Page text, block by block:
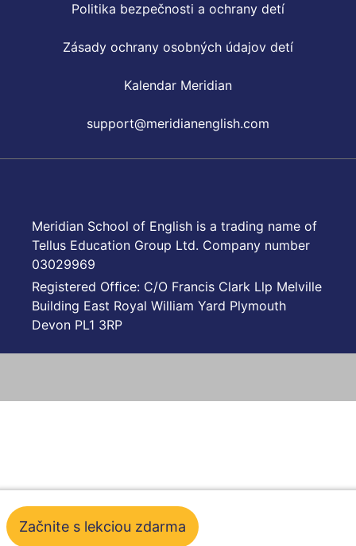
Politika bezpečnosti a ochrany detí
Zásady ochrany osobných údajov detí
Kalendar Meridian
support@meridianenglish.com
Meridian School of English is a trading name of
Tellus Education Group Ltd. Company number
03029969
Registered Ofﬁce: C/O Francis Clark Llp Melville
Building East Royal William Yard Plymouth
Devon PL1 3RP
Začnite s lekciou zdarma